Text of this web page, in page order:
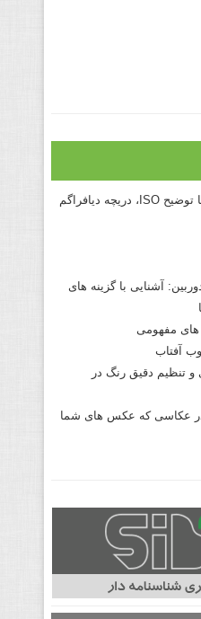
درک نوردهی – همراه با توضیح ISO، دریچه دیافراگم
آشنایی با گزینه های
مفهومی
آفتاب
و تنظیم دقیق رنگ در
در عکاسی که عکس های شما